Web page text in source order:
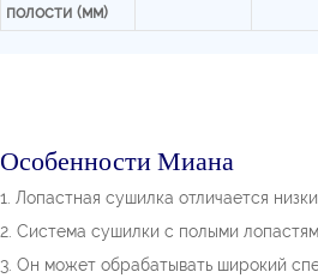
полости (мм)
Особенности Миана
1. Лопастная сушилка отличается
2. Система сушилки с полыми
3. Он может обрабатывать широкий